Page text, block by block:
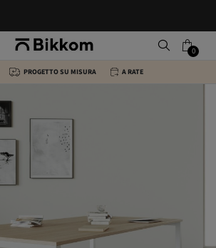
0
PROGETTO SU MISURA A RATE